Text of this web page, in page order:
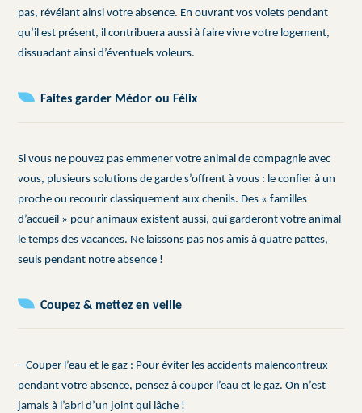
pas, révélant ainsi votre absence. En ouvrant vos volets pendant
qu’il est présent, il contribuera aussi à faire vivre votre logement,
dissuadant ainsi d’éventuels voleurs.
Faites garder Médor ou Félix
Si vous ne pouvez pas emmener votre animal de compagnie avec
vous, plusieurs solutions de garde s’offrent à vous : le confier à un
proche ou recourir classiquement aux chenils. Des « familles
d’accueil » pour animaux existent aussi, qui garderont votre animal
le temps des vacances. Ne laissons pas nos amis à quatre pattes,
seuls pendant notre absence !
Coupez & mettez en veille
– Couper l’eau et le gaz : Pour éviter les accidents malencontreux
pendant votre absence, pensez à couper l’eau et le gaz. On n’est
jamais à l’abri d’un joint qui lâche !